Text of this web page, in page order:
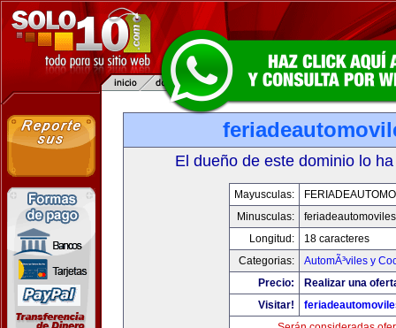
El dueño de este dominio lo
Mayusculas:
Minusculas:
Longitud:
18 caracteres
Categorias:
AutomÃ³viles y
Precio:
Realizar una
Visitar!